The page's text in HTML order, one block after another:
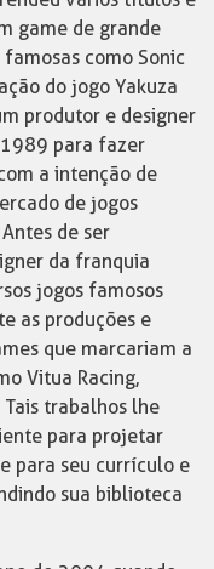
game de grande
como Sonic
do jogo Yakuza
produtor e designer
1989 para fazer
a intenção de
de jogos
de ser
da franquia
jogos famosos
as produções e
que marcariam a
Vitua Racing,
Tais trabalhos lhe
para projetar
para seu currículo e
sua biblioteca